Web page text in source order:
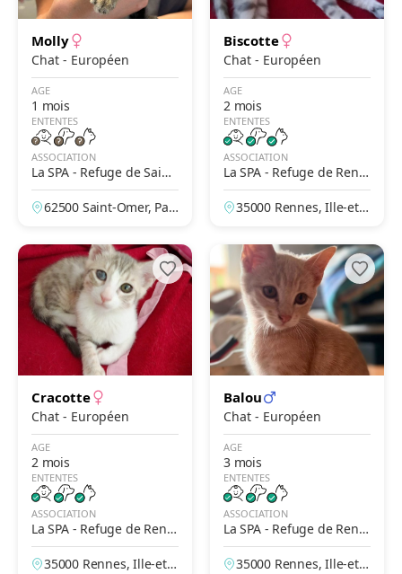
Molly
Chat - Européen
AGE
1 mois
ENTENTES
ASSOCIATION
La SPA - Refuge de Saint-
Omer – Le Brockus
62500 Saint-Omer, Pas
Biscotte
Chat - Européen
AGE
2 mois
ENTENTES
ASSOCIATION
La SPA - Refuge de Renn
es
35000 Rennes, Ille-et-V
Cracotte
Chat - Européen
AGE
2 mois
ENTENTES
ASSOCIATION
La SPA - Refuge de Renn
es
35000 Rennes, Ille-et-V
Balou
Chat - Européen
AGE
3 mois
ENTENTES
ASSOCIATION
La SPA - Refuge de Renn
es
35000 Rennes, Ille-et-V